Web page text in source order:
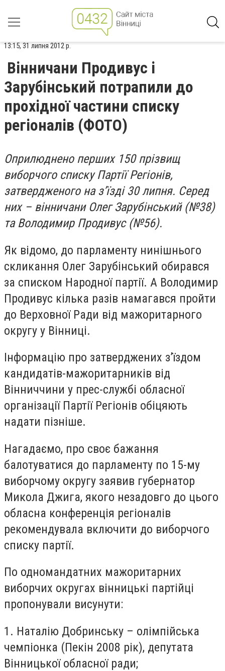
13:15, 31 липня 2012 р.
Вінничани Продивус і
Зарубінський потрапили до
прохідної частини списку
регіоналів (ФОТО)
Оприлюднено перших 150 прізвищ
виборчого списку Партії Регіонів,
затвердженого на з’їзді 30 липня. Серед
них – вінничани Олег Зарубінський (№38)
та Володимир Продивус (№56).
Як відомо, до парламенту нинішнього
скликання Олег Зарубінський обирався
за списком Народної партії. А Володимир
Продивус кілька разів намагався пройти
до Верховної Ради від мажоритарного
округу у Вінниці.
Інформацію про затверджених з’їздом
кандидатів-мажоритарників від
Вінниччини у прес-службі обласної
організації Партії Регіонів обіцяють
надати пізніше.
Нагадаємо, про своє бажання
балотуватися до парламенту по 15-му
виборчому округу заявив губернатор
Микола Джига, якого незадовго до цього
обласна конференція регіоналів
рекомендувала включити до виборчого
списку партії.
По одномандатних мажоритарних
виборчих округах вінницькі партійці
пропонували висунути:
1. Наталію Добринську – олімпійська
чемпіонка (Пекін 2008 рік), депутата
Вінницької обласної ради;